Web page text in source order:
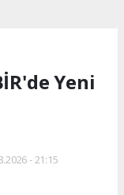
Yeni
- 21:15